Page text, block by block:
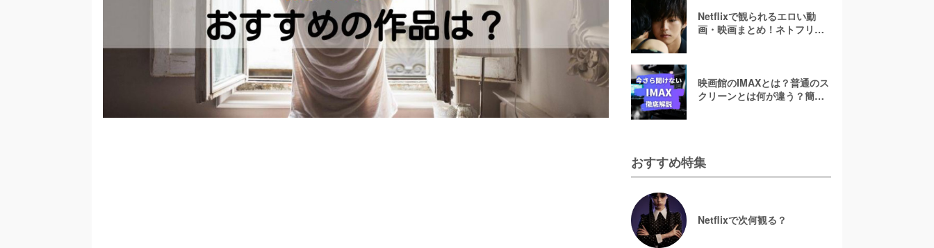
Netflixで観られるエロい動
画・映画まとめ！ネトフリで
映画館のIMAXとは？普通のス
クリーンとは何が違う？簡単
おすすめ特集
Netflixで次何観る？